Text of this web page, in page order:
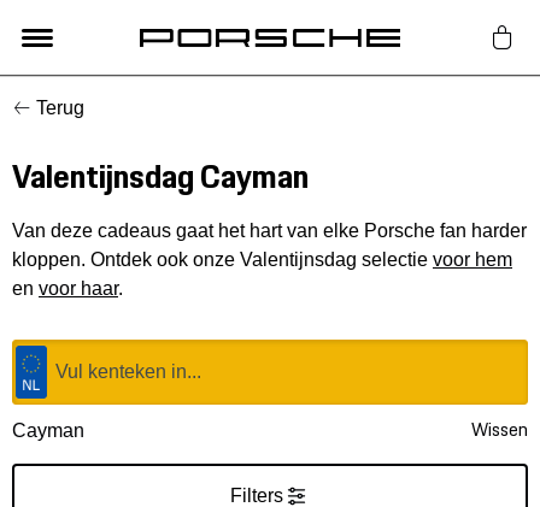
Lifestyle
Auto Accessoires
Classic
Acties
Porsche finder
Terug
Valentijnsdag Cayman
Van deze cadeaus gaat het hart van elke Porsche fan harder
kloppen. Ontdek ook onze Valentijnsdag selectie voor hem
en voor haar.
Cayman Wissen
Filters